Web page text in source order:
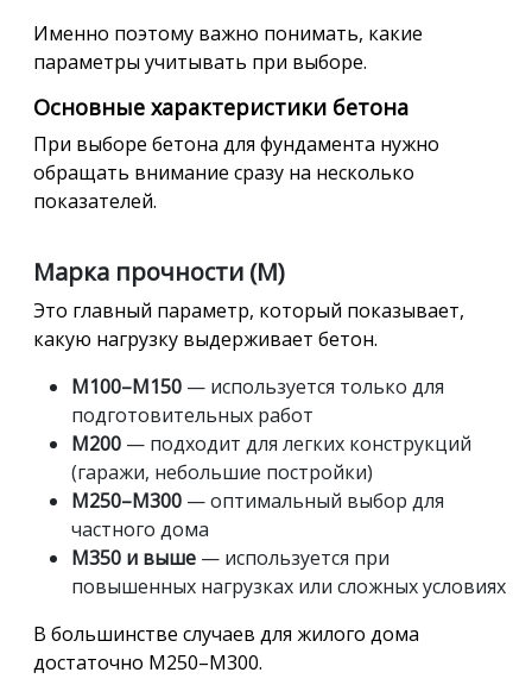
Именно поэтому важно понимать, какие
параметры учитывать при выборе.
Основные характеристики бетона
При выборе бетона для фундамента нужно
обращать внимание сразу на несколько
показателей.
Марка прочности (М)
Это главный параметр, который показывает,
какую нагрузку выдерживает бетон.
М100–М150 — используется только для
подготовительных работ
М200 — подходит для легких конструкций
(гаражи, небольшие постройки)
М250–М300 — оптимальный выбор для
частного дома
М350 и выше — используется при
повышенных нагрузках или сложных условиях
В большинстве случаев для жилого дома
достаточно М250–М300.